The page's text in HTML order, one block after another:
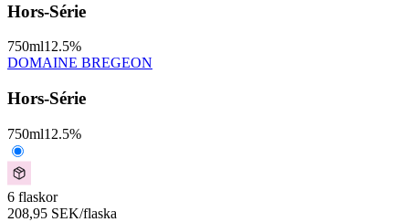
Hors-Série
750ml12.5%
DOMAINE BREGEON
Hors-Série
750ml12.5%
6 flaskor
208,95 SEK/flaska